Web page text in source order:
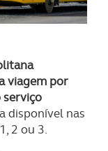
viagem por
serviço
disponível nas
2 ou 3.